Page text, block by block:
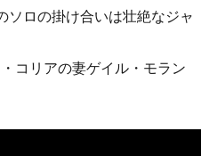
ソロの掛け合いは壮絶なジャ
コリアの妻ゲイル・モラン